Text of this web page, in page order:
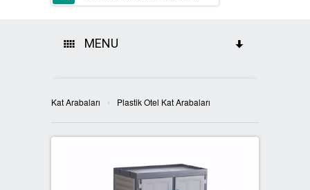
MENU
2Lİ GERİ DÖNÜŞÜM KUTULARI
SIFIR ATIK KUTULARI
Kat Arabaları › Plastik Otel Kat Arabaları